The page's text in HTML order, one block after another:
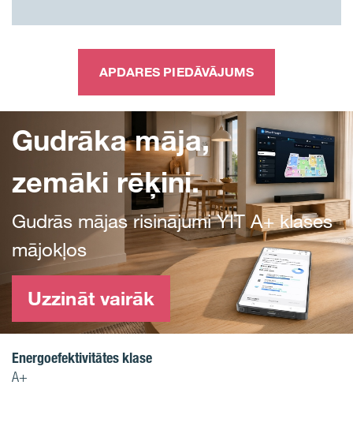
APDARES PIEDĀVĀJUMS
Gudrāka māja,
zemāki rēķini.
Gudrās mājas risinājumi YIT A+ klases
mājokļos
Uzzināt vairāk
Energoefektivitātes klase
A+